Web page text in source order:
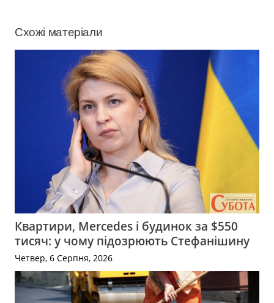
Схожі матеріали
Квартири, Mercedes і будинок за $550
тисяч: у чому підозрюють Стефанішину
Четвер, 6 Серпня, 2026